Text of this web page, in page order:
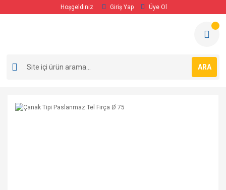
Hoşgeldiniz Giriş Yap Üye Ol
ARA